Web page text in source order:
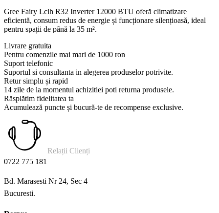
a
fost:
este:
2.775,83
Gree Fairy Lclh R32 Inverter 12000 BTU oferă climatizare
eficientă, consum redus de energie și funcționare silențioasă, ideal
pentru spații de până la 35 m².
Livrare gratuita
Pentru comenzile mai mari de 1000 ron
Suport telefonic
Suportul si consultanta in alegerea produselor potrivite.
Retur simplu și rapid
14 zile de la momentul achizitiei poti returna produsele.
Răsplătim fidelitatea ta
Acumulează puncte și bucură-te de recompense exclusive.
Relații Clienți
0722 775 181
Bd. Marasesti Nr 24, Sec 4
Bucuresti.